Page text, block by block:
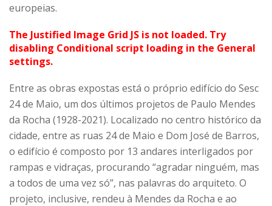
europeias.
The Justified Image Grid JS is not loaded. Try
disabling Conditional script loading in the General
settings.
Entre as obras expostas está o próprio edifício do Sesc
24 de Maio, um dos últimos projetos de Paulo Mendes
da Rocha (1928-2021). Localizado no centro histórico da
cidade, entre as ruas 24 de Maio e Dom José de Barros,
o edifício é composto por 13 andares interligados por
rampas e vidraças, procurando “agradar ninguém, mas
a todos de uma vez só”, nas palavras do arquiteto. O
projeto, inclusive, rendeu à Mendes da Rocha e ao